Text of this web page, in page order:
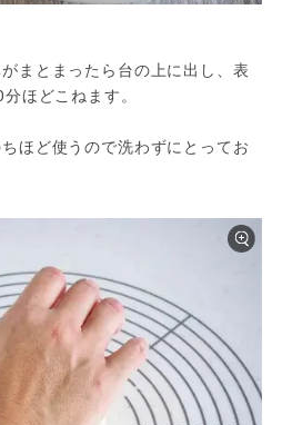
まとまったら台の上に出し、表
ほどこねます。
ほど使うので洗わずにとってお